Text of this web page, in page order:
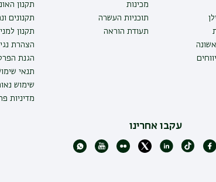
מכינות
תוכניות העשרה
תעודת הוראה
תקנון
תקנונים
תקנון
הצהרת
הגנת
תנאי
שימוש
מדיניות
עקבו אחרינו